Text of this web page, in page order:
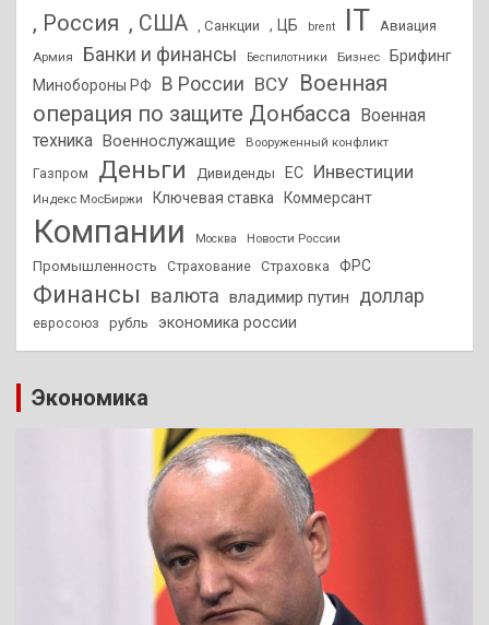
, Россия , США , Санкции , ЦБ brent IT Авиация
Армия Банки и финансы Беспилотники Бизнес
Брифинг
Минобороны РФ
В России ВСУ Военная
операция по защите Донбасса
Военная
техника
Военнослужащие Вооруженный конфликт
Газпром Деньги Дивиденды ЕС Инвестиции
Индекс МосБиржи Ключевая ставка Коммерсант
Компании Москва Новости России
Промышленность Страхование Страховка ФРС
Финансы валюта владимир путин доллар
евросоюз рубль экономика россии
Экономика